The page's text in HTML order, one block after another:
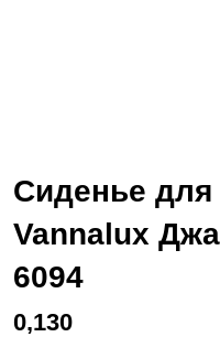
Сиденье для
Vannalux
6094
0,130